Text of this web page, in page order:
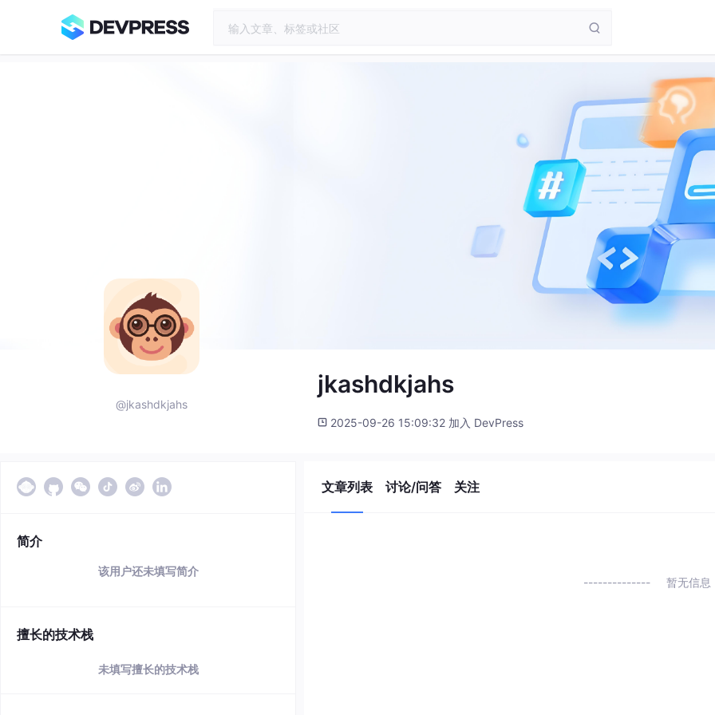
@jkashdkjahs
jkashdkjahs
2025-09-26 15:09:32 加入 DevPress
简介
该用户还未填写简介
擅长的技术栈
未填写擅长的技术栈
文章列表 讨论/问答 关注
暂无信息